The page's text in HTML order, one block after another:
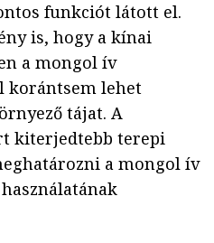
funkciót látott el.
is, hogy a kínai
a mongol ív
korántsem lehet
tájat. A
kiterjedtebb terepi
a mongol ív